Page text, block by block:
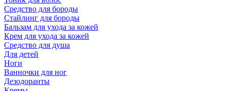
Средство для бороды
Стайлинг для бороды
Бальзам для ухода за кожей
Крем для ухода за кожей
Средство для душа
Для детей
Ноги
Ванночки для ног
Дезодоранты